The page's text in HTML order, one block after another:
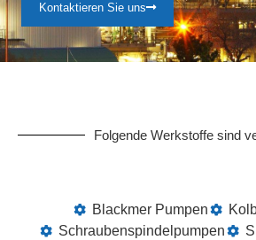
Kontaktieren Sie uns
Folgende Werkstoffe sind
Blackmer Pumpen
Schraubenspindelpumpen